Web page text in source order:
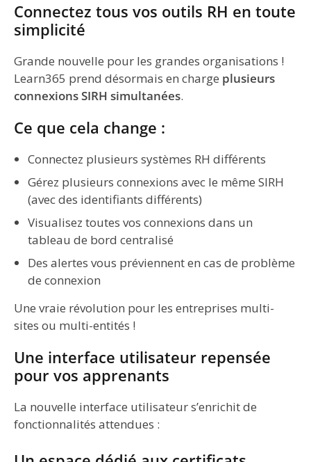
Connectez tous vos outils RH en toute
simplicité
Grande nouvelle pour les grandes organisations !
Learn365 prend désormais en charge plusieurs
connexions SIRH simultanées.
Ce que cela change :
Connectez plusieurs systèmes RH différents
Gérez plusieurs connexions avec le même SIRH
(avec des identifiants différents)
Visualisez toutes vos connexions dans un
tableau de bord centralisé
Des alertes vous préviennent en cas de problème
de connexion
Une vraie révolution pour les entreprises multi-
sites ou multi-entités !
Une interface utilisateur repensée
pour vos apprenants
La nouvelle interface utilisateur s’enrichit de
fonctionnalités attendues :